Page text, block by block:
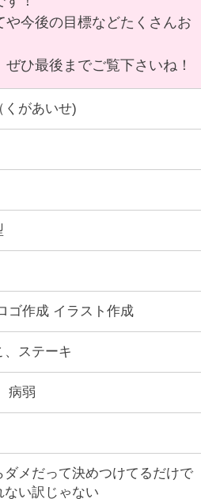
今後の目標などたくさんお
ひ最後までご覧下さいね！
くがあいせ)
ゴ作成 イラスト作成
、ステーキ
病弱
ダメだって決めつけてるだけで
ない訳じゃない